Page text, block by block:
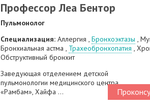
Профессор Леа Бентор
Пульмонолог
Специализация: Аллергия , Бронхоэктазы ,
Бронхиальная астма , Трахеобронхопатия ,
Обструктивный бронхит
Заведующая отделением детской
пульмонологии медицинского центра
«Рамбам», Хайфа ...